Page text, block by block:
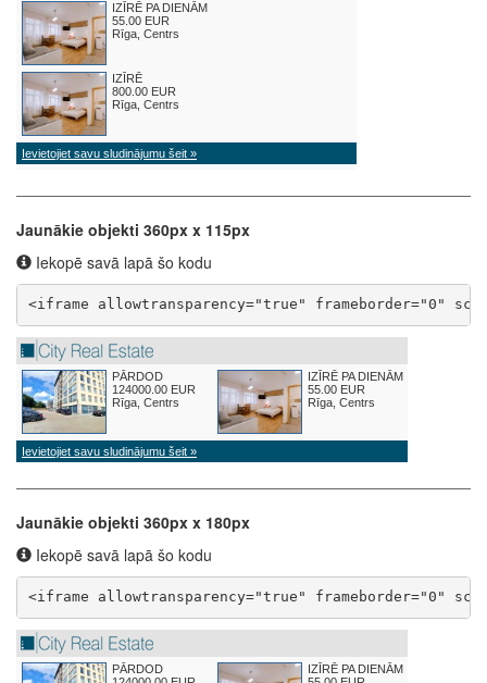
Jaunākie objekti 360px x 115px
Iekopē savā lapā šo kodu
<iframe allowtransparency="true" frameborder="0"
Jaunākie objekti 360px x 180px
Iekopē savā lapā šo kodu
<iframe allowtransparency="true" frameborder="0"